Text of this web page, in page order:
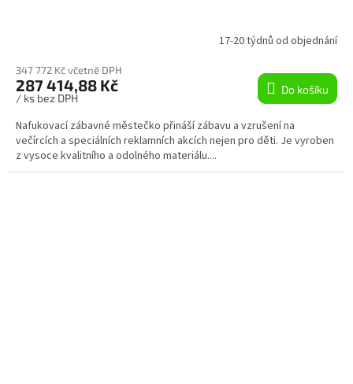
R
M
A
17-20 týdnů od objednání
347 772 Kč včetně DPH
287 414,88 Kč
/ ks bez DPH
Do košíku
Nafukovací zábavné městečko přináší zábavu a vzrušení na
večírcích a speciálních reklamních akcích nejen pro děti. Je vyroben
z vysoce kvalitního a odolného materiálu....